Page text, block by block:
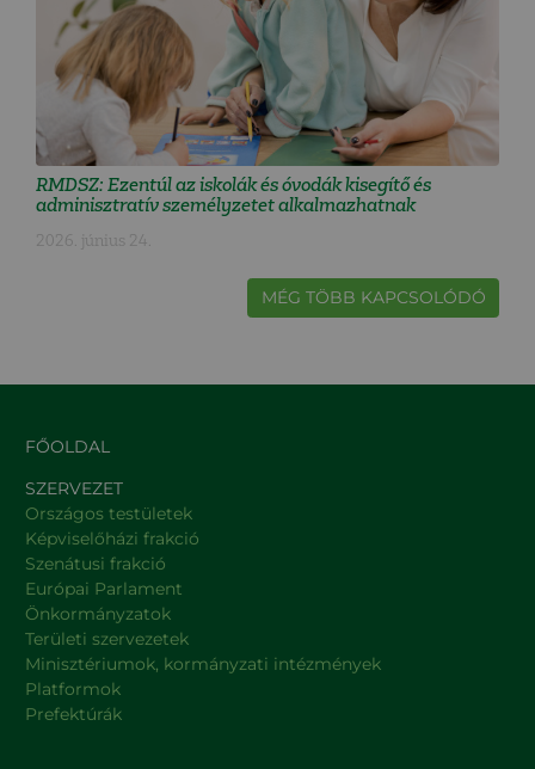
RMDSZ: Ezentúl az iskolák és óvodák kisegítő és
adminisztratív személyzetet alkalmazhatnak
2026. június 24.
MÉG TÖBB KAPCSOLÓDÓ
FŐOLDAL
SZERVEZET
Országos testületek
Képviselőházi frakció
Szenátusi frakció
Európai Parlament
Önkormányzatok
Területi szervezetek
Minisztériumok, kormányzati intézmények
Platformok
Prefektúrák